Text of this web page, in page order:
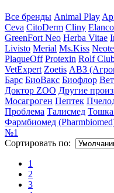
Все бренды Animal Play
Ceva CitoDerm Cliny Elanco
GreenFort Neo Herba Vitae
Livisto Merial Ms.Kiss
PlaqueOff Protexin Rolf
VetExpert Zoetis АВЗ
Барс БиоВакс Биофлор
Доктор ZOO Другие
Мосагроген Пептек
Проблема Талисмед
Фармбиомед
№1
Сортировать по:
1
2
3